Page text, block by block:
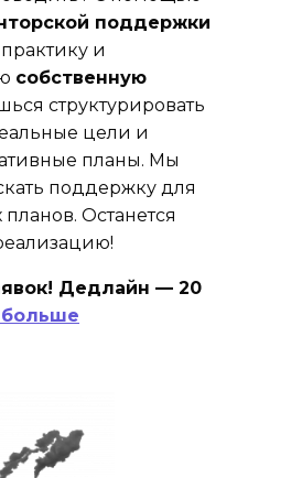
поддержки
и
собственную
структурировать
цели и
планы. Мы
поддержку для
Останется
Дедлайн — 20
больше